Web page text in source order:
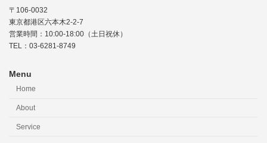
〒106-0032
東京都港区六本木2-2-7
営業時間：10:00-18:00（土日祝休）
TEL：03-6281-8749
Menu
Home
About
Service